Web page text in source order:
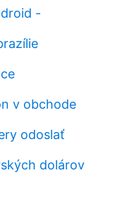
-
v obchode
odoslať
dolárov